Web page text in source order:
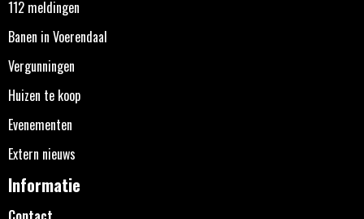
112 meldingen
Banen in Voerendaal
Vergunningen
Huizen te koop
Evenementen
Extern nieuws
Informatie